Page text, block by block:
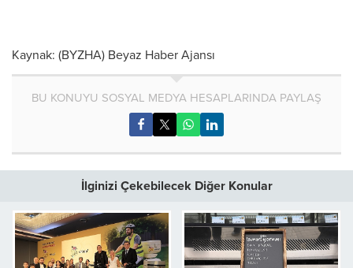
Kaynak: (BYZHA) Beyaz Haber Ajansı
BU KONUYU SOSYAL MEDYA HESAPLARINDA PAYLAŞ
İlginizi Çekebilecek Diğer Konular